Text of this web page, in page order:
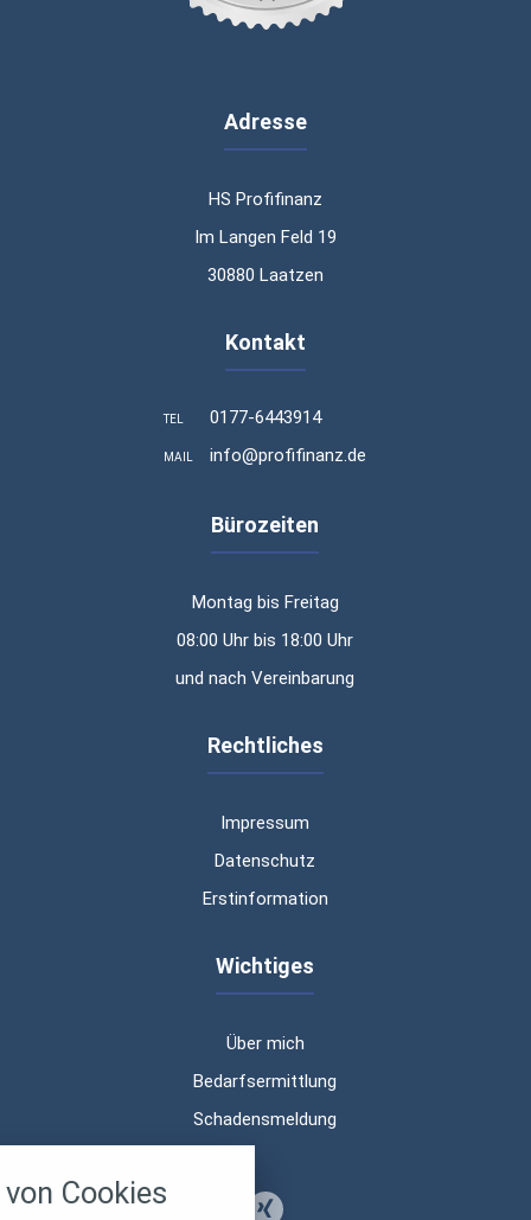
Adresse
HS Profifinanz
Im Langen Feld 19
30880 Laatzen
Kontakt
TEL 0177-6443914
MAIL info@profifinanz.de
Bürozeiten
Montag bis Freitag
08:00 Uhr bis 18:00 Uhr
und nach Vereinbarung
Rechtliches
Impressum
Datenschutz
Erstinformation
Wichtiges
Über mich
Bedarfsermittlung
Schadensmeldung
Cookies
alle verwendeten Cookies und